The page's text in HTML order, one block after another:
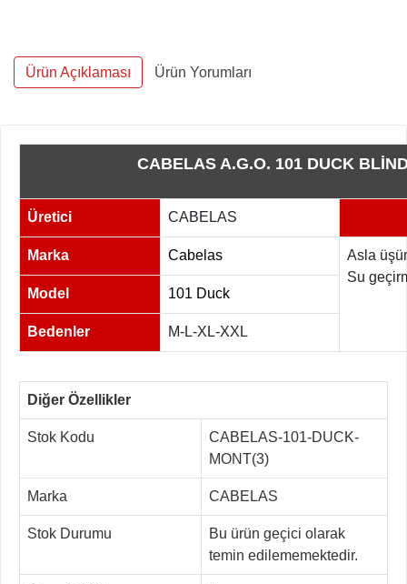
Ürün Açıklaması Ürün Yorumları
CABELAS A.G.O. 101 DUCK
Üretici CABELAS
Marka Cabelas
Asla
Su
Model
101 Duck
Bedenler M-L-XL-XXL
Diğer Özellikler
Stok Kodu
CABELAS-101-DUCK-
MONT(3)
Marka CABELAS
Stok Durumu
Bu ürün geçici olarak
temin edilememektedir.